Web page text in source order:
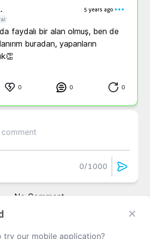
5 years ago
faydalı bir alan olmuş, ben de
buradan, yapanların
0 0 0
0/1000
No Comment
try our mobile application?